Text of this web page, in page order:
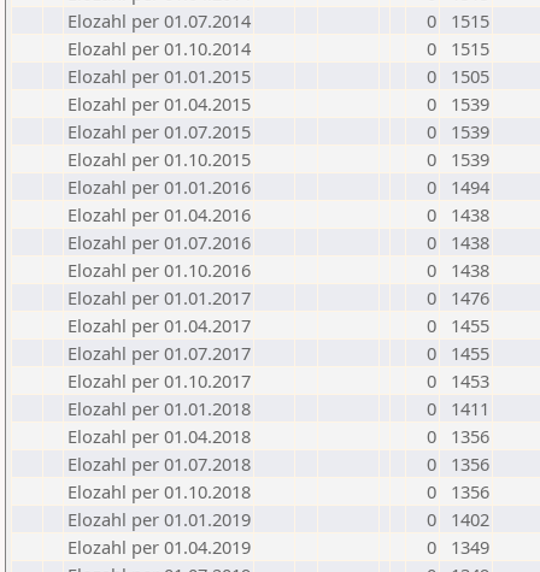
Elozahl per 01.07.2014
0
1515
Elozahl per 01.10.2014
0
1515
Elozahl per 01.01.2015
0
1505
Elozahl per 01.04.2015
0
1539
Elozahl per 01.07.2015
0
1539
Elozahl per 01.10.2015
0
1539
Elozahl per 01.01.2016
0
1494
Elozahl per 01.04.2016
0
1438
Elozahl per 01.07.2016
0
1438
Elozahl per 01.10.2016
0
1438
Elozahl per 01.01.2017
0
1476
Elozahl per 01.04.2017
0
1455
Elozahl per 01.07.2017
0
1455
Elozahl per 01.10.2017
0
1453
Elozahl per 01.01.2018
0
1411
Elozahl per 01.04.2018
0
1356
Elozahl per 01.07.2018
0
1356
Elozahl per 01.10.2018
0
1356
Elozahl per 01.01.2019
0
1402
Elozahl per 01.04.2019
0
1349